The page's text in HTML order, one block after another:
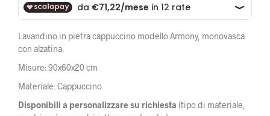
Lavandino in pietra cappuccino modello Armony, monovasca
con alzatina.
Misure: 90x60x20 cm
Materiale: Cappuccino
Disponibili a personalizzare su richiesta (tipo di materiale,